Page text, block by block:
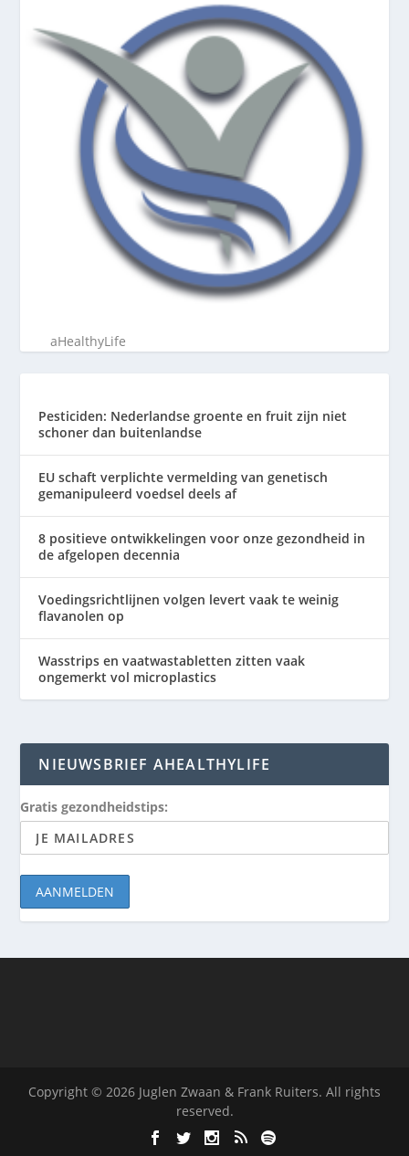
aHealthyLife
Pesticiden: Nederlandse groente en fruit zijn niet
schoner dan buitenlandse
EU schaft verplichte vermelding van genetisch
gemanipuleerd voedsel deels af
8 positieve ontwikkelingen voor onze gezondheid in
de afgelopen decennia
Voedingsrichtlijnen volgen levert vaak te weinig
flavanolen op
Wasstrips en vaatwastabletten zitten vaak
ongemerkt vol microplastics
NIEUWSBRIEF AHEALTHYLIFE
Gratis gezondheidstips:
Copyright © 2026 Juglen Zwaan & Frank Ruiters. All rights
reserved.